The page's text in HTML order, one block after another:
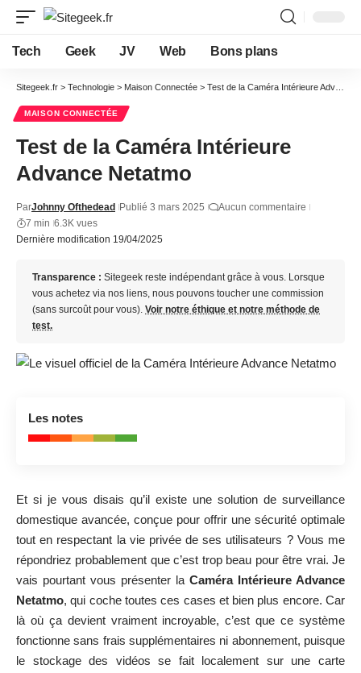
Tech Geek JV Web Bons plans
Sitegeek.fr > Technologie > Maison Connectée > Test de la Caméra Intérieure Advance Netatmo
MAISON CONNECTÉE
Test de la Caméra Intérieure
Advance Netatmo
Dernière modification 19/04/2025
ParJohnny Ofthedead Publié 3 mars 2025
Aucun commentaire
7 min 6.3K vues
Transparence : Sitegeek reste indépendant grâce à vous. Lorsque
vous achetez via nos liens, nous pouvons toucher une commission
(sans surcoût pour vous). Voir notre éthique et notre méthode de
test.
Les notes
Et si je vous disais qu’il existe une solution de surveillance
domestique avancée, conçue pour offrir une sécurité optimale
tout en respectant la vie privée de ses utilisateurs ? Vous me
répondriez probablement que c’est trop beau pour être vrai. Je
vais pourtant vous présenter la Caméra Intérieure Advance
Netatmo, qui coche toutes ces cases et bien plus encore. Car
là où ça devient vraiment incroyable, c’est que ce système
fonctionne sans frais supplémentaires ni abonnement, puisque
le stockage des vidéos se fait localement sur une carte